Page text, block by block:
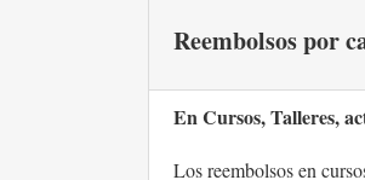
Reembolsos por
En Cursos, Talleres,
Los reembolsos en